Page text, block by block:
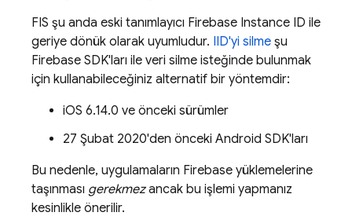
FIS şu anda eski tanımlayıcı Firebase Instance ID ile
geriye dönük olarak uyumludur. IID'yi silme şu
Firebase SDK'ları ile veri silme isteğinde bulunmak
için kullanabileceğiniz alternatif bir yöntemdir:
iOS 6.14.0 ve önceki sürümler
27 Şubat 2020'den önceki Android SDK'ları
Bu nedenle, uygulamaların Firebase yüklemelerine
taşınması gerekmezancak bu işlemi yapmanız
kesinlikle önerilir.